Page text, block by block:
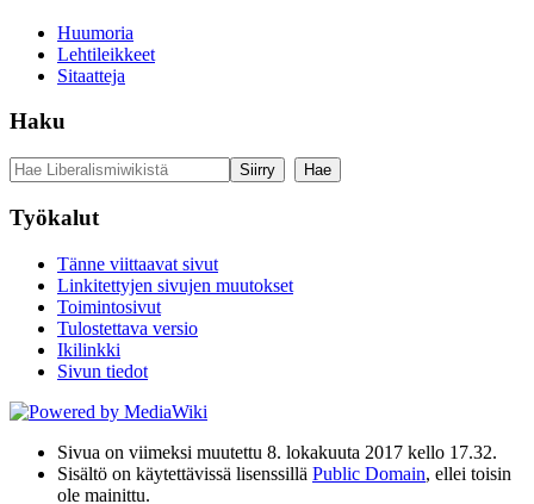
Huumoria
Lehtileikkeet
Sitaatteja
Haku
Työkalut
Tänne viittaavat sivut
Linkitettyjen sivujen muutokset
Toimintosivut
Tulostettava versio
Ikilinkki
Sivun tiedot
Sivua on viimeksi muutettu 8. lokakuuta 2017 kello 17.32.
Sisältö on käytettävissä lisenssillä Public Domain, ellei toisin
ole mainittu.